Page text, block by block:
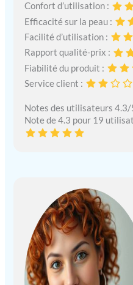
Confort d’utilisation :
Efficacité sur la peau :
Facilité d’utilisation :
Rapport qualité-prix :
Fiabilité du produit :
Service client :
Notes des utilisateurs 4.3/
Note de 4.3 pour 19